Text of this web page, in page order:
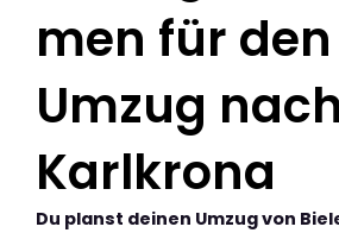
men für den
Umzug nach
Karlkrona
Du planst deinen Umzug von